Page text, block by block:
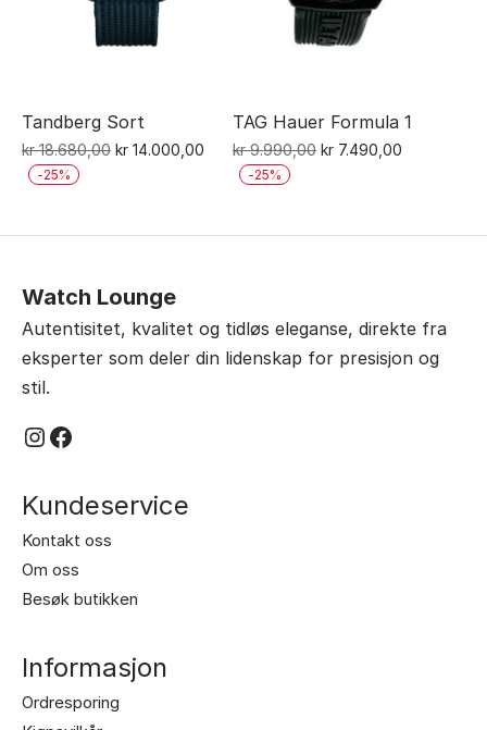
Tandberg Sort
kr18.680,00 Opprinnelig
kr 14.000,00 Nåværende
-25%
TAG Hauer Formula 1
kr9.990,00 Opprinnelig
kr 7.490,00
-25%
Watch Lounge
Autentisitet, kvalitet og tidløs eleganse, direkte fra
eksperter som deler din lidenskap for presisjon og
stil.
Instagram
Facebook
Kundeservice
Kontakt oss
Om oss
Besøk butikken
Informasjon
Ordresporing